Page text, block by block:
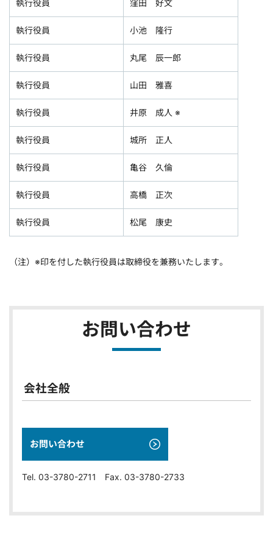
執行役員 窪田 好文
執行役員 小池 隆行
執行役員 丸尾 辰一郎
執行役員 山田 雅喜
執行役員 井原 成人 ※
執行役員 城所 正人
執行役員 亀谷 久倫
執行役員 高橋 正次
執行役員 松尾 康史
（注）※印を付した執行役員は取締役を兼務いたします。
お問い合わせ
会社全般
お問い合わせ
Tel. 03-3780-2711 Fax. 03-3780-2733